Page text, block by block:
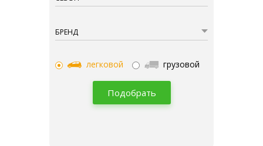
БРЕНД
легковой грузовой
Подобрать